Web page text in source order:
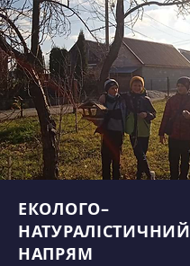
​ЕКОЛОГО–
НАТУРАЛІСТИЧНИЙ
НАПРЯМ